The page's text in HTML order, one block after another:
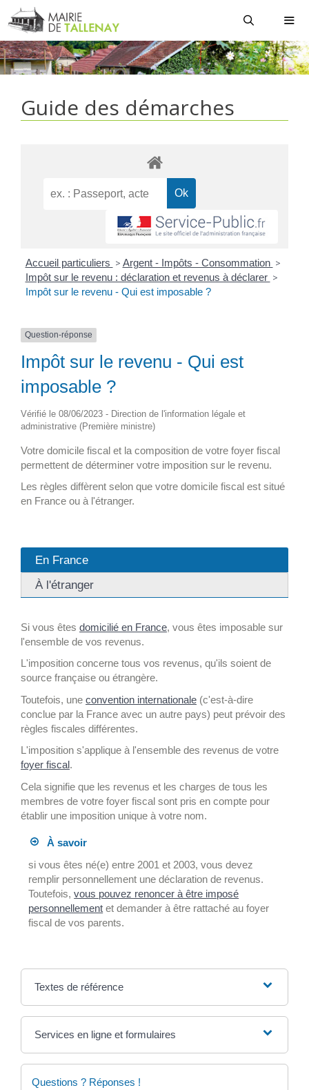
Aller
au
contenu
Guide des démarches
Accueil particuliers > Argent - Impôts - Consommation >
Impôt sur le revenu : déclaration et revenus à déclarer >
Impôt sur le revenu - Qui est imposable ?
Question-réponse
Impôt sur le revenu - Qui est
imposable ?
Vérifié le 08/06/2023 - Direction de l'information légale et
administrative (Première ministre)
Votre domicile fiscal et la composition de votre foyer fiscal
permettent de déterminer votre imposition sur le revenu.
Les règles diffèrent selon que votre domicile fiscal est situé
en France ou à l'étranger.
En France
À l'étranger
Si vous êtes domicilié en France, vous êtes imposable sur
l'ensemble de vos revenus.
L'imposition concerne tous vos revenus, qu'ils soient de
source française ou étrangère.
Toutefois, une convention internationale (c'est-à-dire
conclue par la France avec un autre pays) peut prévoir des
règles fiscales différentes.
L'imposition s'applique à l'ensemble des revenus de votre
foyer fiscal.
Cela signifie que les revenus et les charges de tous les
membres de votre foyer fiscal sont pris en compte pour
établir une imposition unique à votre nom.
À savoir
si vous êtes né(e) entre 2001 et 2003, vous devez
remplir personnellement une déclaration de revenus.
Toutefois,vous pouvez renoncer à être imposé
personnellement et demander à être rattaché au foyer
fiscal de vos parents.
Textes de référence
Services en ligne et formulaires
Questions ? Réponses !